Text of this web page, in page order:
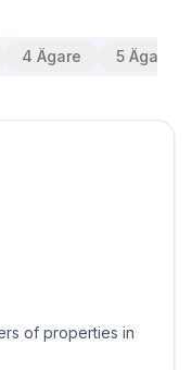
4 Ägare 5 Ägare
of properties in